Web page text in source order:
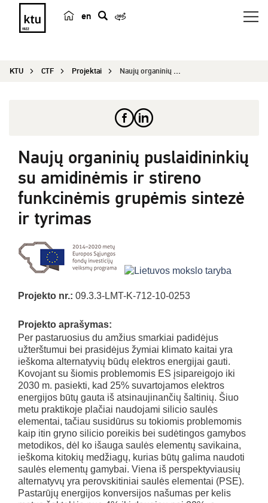
en
e
KTU CTF Projektai Naujų organinių puslaidininkių su amidinėmis ir ...
Naujų organinių puslaidininkių
su amidinėmis ir stireno
funkcinėmis grupėmis sintezė
ir tyrimas
Projekto nr.: 09.3.3-LMT-K-712-10-0253
Projekto aprašymas:
Per pastaruosius du amžius smarkiai padidėjus
užterštumui bei prasidėjus žymiai klimato kaitai yra
ieškoma alternatyvių būdų elektros energijai gauti.
Kovojant su šiomis problemomis ES įsipareigojo iki
2030 m. pasiekti, kad 25% suvartojamos elektros
energijos būtų gauta iš atsinaujinančių šaltinių. Šiuo
metu praktikoje plačiai naudojami silicio saulės
elementai, tačiau susidūrus su tokiomis problemomis
kaip itin gryno silicio poreikis bei sudėtingos gamybos
metodikos, dėl ko išauga saulės elementų savikaina,
ieškoma kitokių medžiagų, kurias būtų galima naudoti
saulės elementų gamybai. Viena iš perspektyviausių
alternatyvų yra perovskitiniai saulės elementai (PSE).
Pastarūjų energijos konversijos našumas per kelis